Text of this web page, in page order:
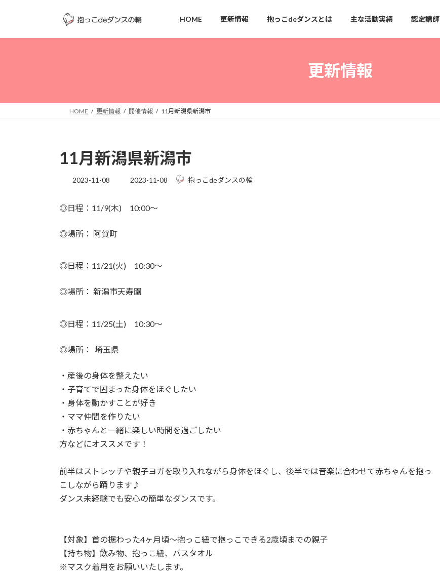
ッ
移
HOME 更新情報 抱っこdeダンスとは 主な活動実績 認定講師
更新情報
HOME 更新情報 開催情報 11月新潟県新潟市
11月新潟県新潟市
2023-11-08
最
新
2023-11-08 抱っこdeダンスの輪
◎日程：11/9(木) 10:00～
◎場所： 阿賀町
◎日程：11/21(火) 10:30～
◎場所： 新潟市天寿園
◎日程：11/25(土) 10:30～
◎場所： 埼玉県
・産後の身体を整えたい
・子育てで固まった身体をほぐしたい
・身体を動かすことが好き
・ママ仲間を作りたい
・赤ちゃんと一緒に楽しい時間を過ごしたい
方などにオススメです！
前半はストレッチや親子ヨガを取り入れながら身体をほぐし、後半では音楽に合わせて赤ちゃんを抱っ
こしながら踊ります♪
ダンス未経験でも安心の簡単なダンスです。
【対象】首の据わった4ヶ月頃〜抱っこ紐で抱っこできる2歳頃までの親子
【持ち物】飲み物、抱っこ紐、バスタオル
※マスク着用をお願いいたします。